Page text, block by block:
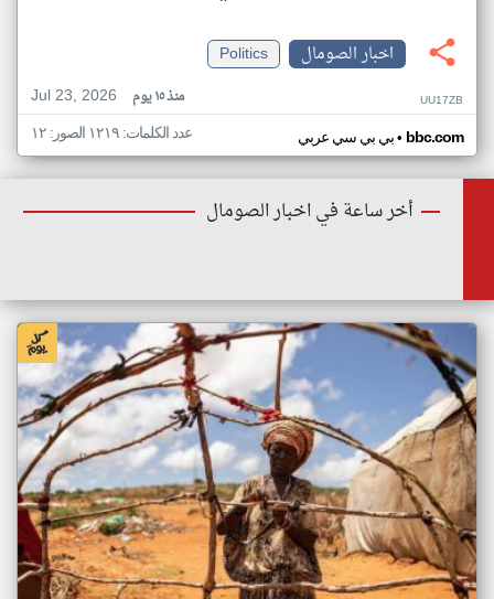
اخبار الصومال
Politics
Jul 23, 2026
منذ ١٥ يوم UU17ZB
بي بي سي عربي• bbc.com عدد الكلمات: ١٢١٩ الصور: ١٢
أخر ساعة في اخبار الصومال